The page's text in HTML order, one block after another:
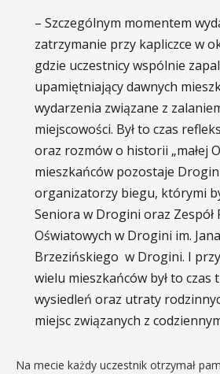
– Szczególnym momentem
zatrzymanie przy kapliczce w
gdzie uczestnicy wspólnie
upamiętniający dawnych
wydarzenia związane z
miejscowości. Był to czas
oraz rozmów o historii „małej
mieszkańców pozostaje
organizatorzy biegu, którymi
Seniora w Drogini oraz Zespół
Oświatowych w Drogini im.
Brzezińskiego w Drogini. I
wielu mieszkańców był to czas
wysiedleń oraz utraty
miejsc związanych z
Na mecie każdy uczestnik otrzymał